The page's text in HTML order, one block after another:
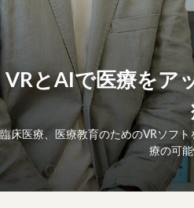
VRとAIで医療をア
臨床医療、医療教育のためのVRソフ
療の可